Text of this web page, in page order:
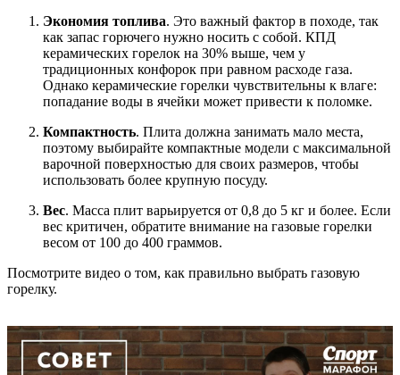
Экономия топлива. Это важный фактор в походе, так
как запас горючего нужно носить с собой. КПД
керамических горелок на 30% выше, чем у
традиционных конфорок при равном расходе газа.
Однако керамические горелки чувствительны к влаге:
попадание воды в ячейки может привести к поломке.
Компактность. Плита должна занимать мало места,
поэтому выбирайте компактные модели с максимальной
варочной поверхностью для своих размеров, чтобы
использовать более крупную посуду.
Вес. Масса плит варьируется от 0,8 до 5 кг и более. Если
вес критичен, обратите внимание на газовые горелки
весом от 100 до 400 граммов.
Посмотрите видео о том, как правильно выбрать газовую
горелку.